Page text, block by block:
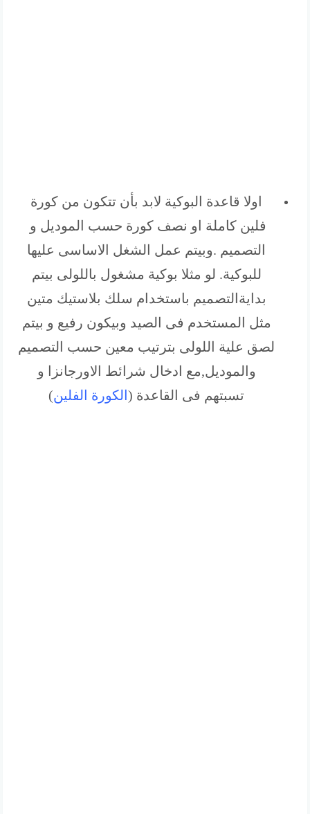
اولا قاعدة البوكية لابد بأن تتكون من كورة
فلين كاملة او نصف كورة حسب الموديل و
التصميم .وبيتم عمل الشغل الاساسى عليها
للبوكية. لو مثلا بوكية مشغول باللولى بيتم
بدايةالتصميم باستخدام سلك بلاستيك متين
مثل المستخدم فى الصيد وبيكون رفيع و بيتم
لصق علية اللولى بترتيب معين حسب التصميم
والموديل,مع ادخال شرائط الاورجانزا و
تسبتهم فى القاعدة ( الكورة الفلين)